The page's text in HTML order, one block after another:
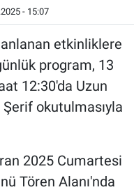
- 15:07
etkinliklere
program, 13
12:30'da Uzun
okutulmasıyla
2025 Cumartesi
Tören Alanı'nda